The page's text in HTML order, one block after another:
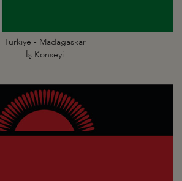
Türkiye - Madagaskar
İş Konseyi